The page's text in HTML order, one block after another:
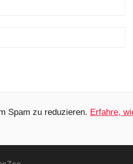
Spam zu reduzieren. Erfahre,